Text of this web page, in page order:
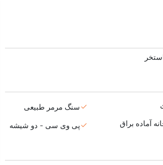
آماده براق
سنگ مرمر طبیعی
پی وی سی - دو شیشه